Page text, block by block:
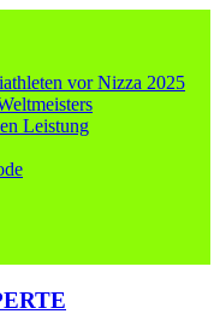
vor Nizza 2025
Leistung